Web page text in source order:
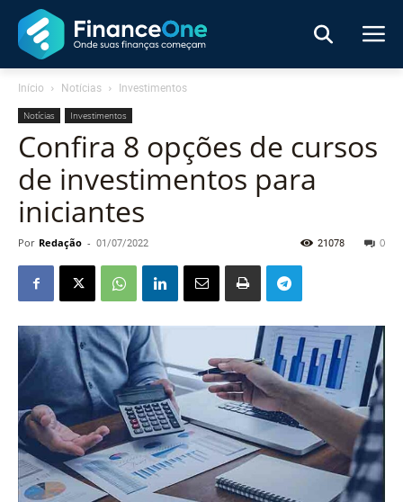
Início Notícias Investimentos
Notícias Investimentos
Confira 8 opções de cursos
de investimentos para
iniciantes
Por Redação - 01/07/2022 0
21078